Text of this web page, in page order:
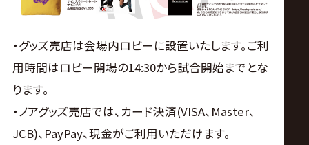
・グッズ売店は会場内ロビーに設置いたします。ご利
用時間はロビー開場の14:30から試合開始までとな
ります。
・ノアグッズ売店では、カード決済(VISA、Master、
JCB)、PayPay、現金がご利用いただけます。